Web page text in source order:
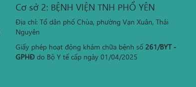
Cơ sở 2: BỆNH VIỆN TNH PHỔ YÊN
Địa chỉ: Tổ dân phố Chùa, phường Vạn Xuân, Thái
Nguyên
Giấy phép hoạt động khám chữa bệnh số 261/BYT -
GPHĐ do Bộ Y tế cấp ngày 01/04/2025